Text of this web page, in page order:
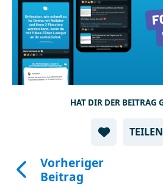
HAT DIR DER BEITRAG
TEILEN
Vorheriger
Beitrag